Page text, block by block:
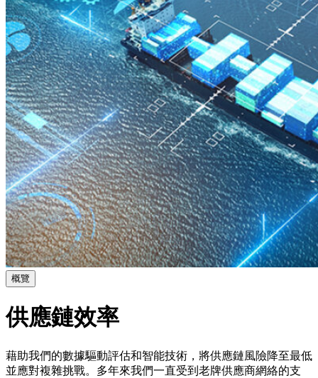
概覽
供應鏈效率
藉助我們的數據驅動評估和智能技術，將供應鏈風險降至最低
並應對複雜挑戰。多年來我們一直受到老牌供應商網絡的支